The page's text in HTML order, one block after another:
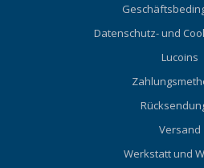
Datenschutz- und
Lucoins
Versand
Werkstatt und